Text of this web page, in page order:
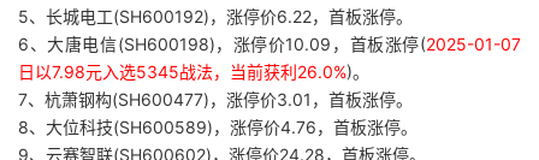
5、长城电工(SH600192)，涨停价6.22，首板涨停。
6、大唐电信(SH600198)，涨停价10.09，首板涨停(2025-01-07
日以7.98元入选5345战法，当前获利26.0%)。
7、杭萧钢构(SH600477)，涨停价3.01，首板涨停。
8、大位科技(SH600589)，涨停价4.76，首板涨停。
9、云赛智联(SH600602)，涨停价24.28，首板涨停。